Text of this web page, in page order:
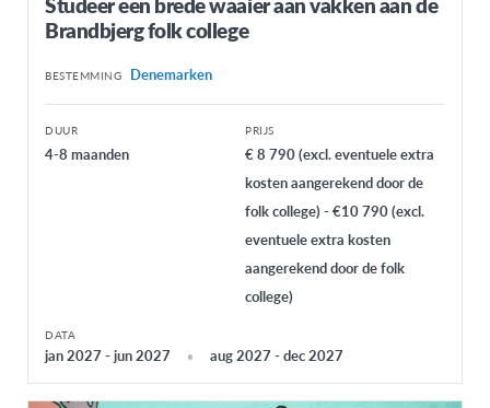
Brandbjerg folk college
BESTEMMING Denemarken
DUUR
4-8 maanden
PRIJS
€ 8 790 (excl. eventuele extra
kosten aangerekend door de
folk college) - €10 790 (excl.
eventuele extra kosten
aangerekend door de folk
college)
DATA
jan 2027 - jun 2027 aug 2027 - dec 2027